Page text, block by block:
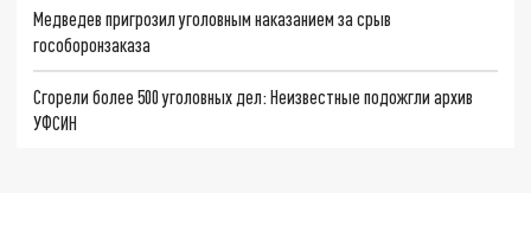
Медведев пригрозил уголовным наказанием за срыв
гособоронзаказа
Сгорели более 500 уголовных дел: Неизвестные подожгли архив
УФСИН